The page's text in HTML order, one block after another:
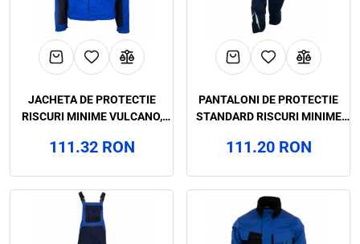
JACHETA DE PROTECTIE
RISCURI MINIME VULCANO,
111.32 RON
PANTALONI DE PROTECTIE
STANDARD RISCURI MINIME
ART.35B8
111.20 RON